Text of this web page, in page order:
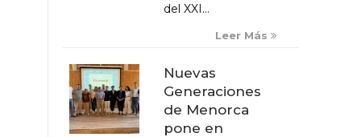
del XXI...
Leer Más
Nuevas
Generaciones
de Menorca
pone en